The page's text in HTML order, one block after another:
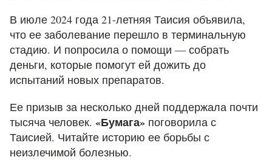
В июле 2024 года 21-летняя Таисия объявила,
что ее заболевание перешло в терминальную
стадию. И попросила о помощи — собрать
деньги, которые помогут ей дожить до
испытаний новых препаратов.
Ее призыв за несколько дней поддержала почти
тысяча человек. «Бумага» поговорила с
Таисией. Читайте историю ее борьбы с
неизлечимой болезнью.